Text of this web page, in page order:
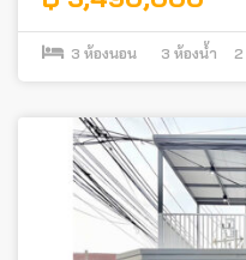
3 ห้องนอน 3 ห้องน้ำ 2